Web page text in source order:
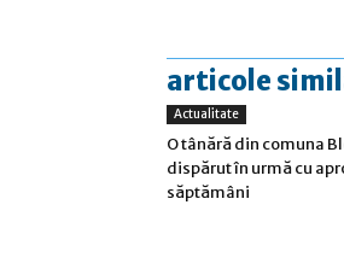
articole
Actualitate
O tânără din comuna
dispărut în urmă cu
săptămâni